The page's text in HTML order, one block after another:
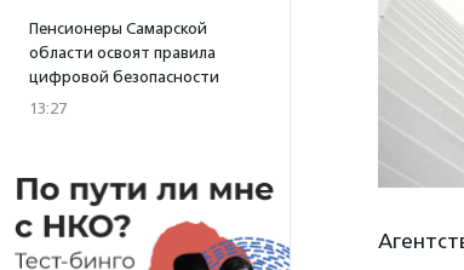
Пенсионеры Самарской
области освоят правила
цифровой безопасности
13:27